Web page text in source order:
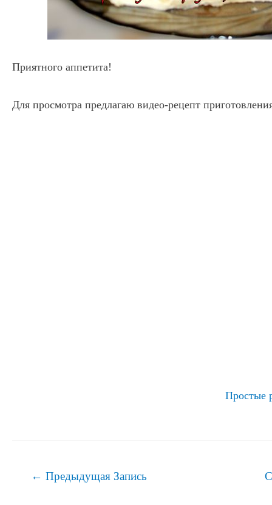
Приятного аппетита!
Для просмотра предлагаю видео-рецепт
Простые
Навигация
← Предыдущая Запись